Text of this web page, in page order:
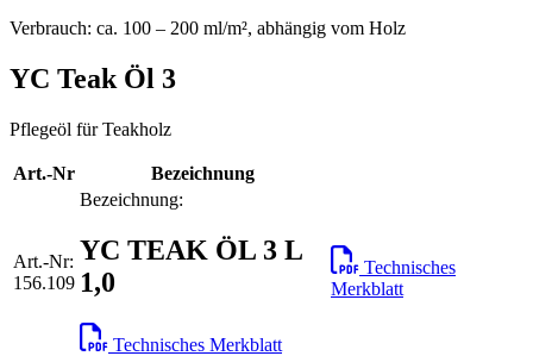
Verbrauch: ca. 100 – 200 ml/m², abhängig vom Holz
YC Teak Öl 3
Pflegeöl für Teakholz
Art.-Nr Bezeichnung
Art.-Nr:
156.109
Bezeichnung:
YC TEAK ÖL 3 L
1,0
Technisches Merkblatt
Technisches
Merkblatt